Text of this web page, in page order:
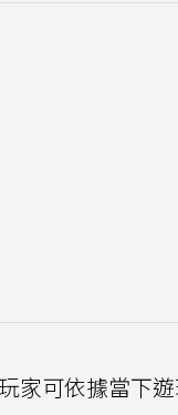
家可依據當下